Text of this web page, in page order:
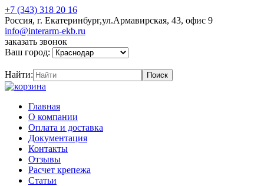
+7 (343) 318 20 16
Россия, г. Екатеринбург,ул.Армавирская, 43, офис 9
info@interarm-ekb.ru
заказать звонок
Ваш город:
Найти:
Главная
О компании
Оплата и доставка
Документация
Контакты
Отзывы
Расчет крепежа
Статьи